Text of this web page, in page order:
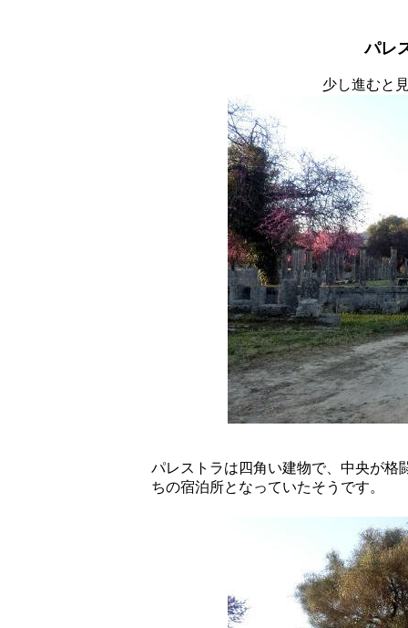
パレ
少し進むと
パレストラは四角い建物で、中央が格
ちの宿泊所となっていたそうです。